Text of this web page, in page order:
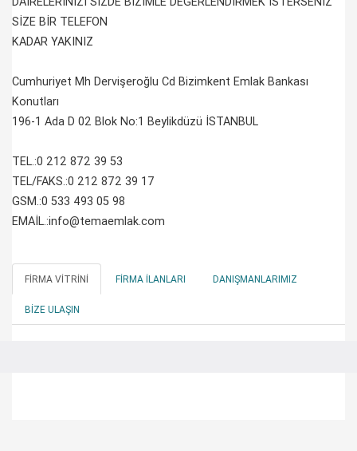
SİZE BİR TELEFON
KADAR YAKINIZ
Cumhuriyet Mh Dervişeroğlu Cd Bizimkent Emlak Bankası
Konutları
196-1 Ada D 02 Blok No:1 Beylikdüzü İSTANBUL
TEL.:0 212 872 39 53
TEL/FAKS.:0 212 872 39 17
GSM.:0 533 493 05 98
EMAİL.:info@temaemlak.com
FIRMA VITRINI FIRMA İLANLARI DANIŞMANLARIMIZ
BIZE ULAŞIN